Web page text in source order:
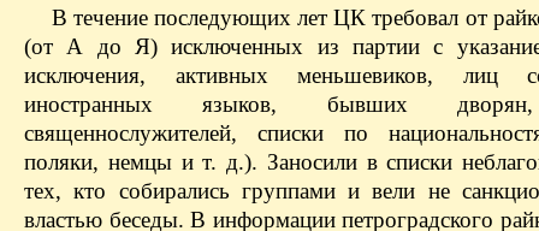
В течение последующих лет ЦК требовал от
(от А до Я) исключенных из партии с
исключения, активных меньшевиков, лиц
иностранных языков, бывших
священнослужителей, списки по
поляки, немцы и т. д.). Заносили в списки
тех, кто собирались группами и вели не
властью беседы. В информации петроградского